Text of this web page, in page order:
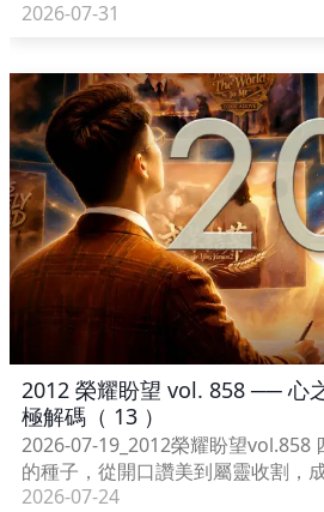
2026-07-31
2012 榮耀盼望 vol. 858 ── 心
極解碼（ 13 ）
2026-07-19_2012榮耀盼望vol.858
的種子，從開口讚美到屬靈收割，
2026-07-24